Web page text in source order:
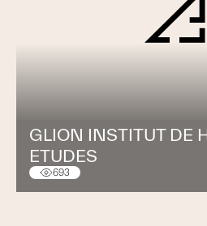
GLION INSTITUT DE
ETUDES
693